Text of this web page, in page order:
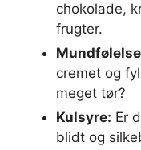
chokolade,
frugter.
cremet og
meget tør?
Kulsyre: Er
blidt og